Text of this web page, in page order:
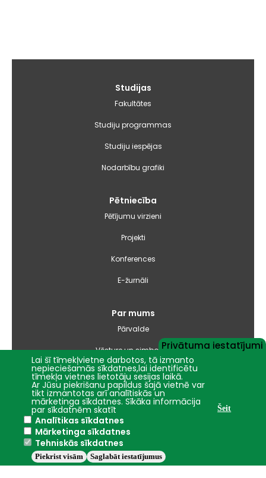
Studijas
Fakultātes
Studiju programmas
Studiju iespējas
Nodarbību grafiki
Pētniecība
Pētījumu virzieni
Projekti
Konferences
E-žurnāli
Par mums
Pārvalde
Vēsture un simbolika
Studiju virzienu pārskati un pašnovērtējuma ziņojumi
Iepirkumi
Nāc studēt
Privātuma iestatījumi
Lai šī tīmekļvietne darbotos, tā izmanto
nepieciešamās sīkdatnes,lai identificētu
tīmekļa vietnes lietotāju sesijas laikā.
Ar Jūsu piekrišanu papildus šajā vietnē var
tikt izmantotas arī analītiskās un
mārketinga sīkdatnes. Sīkāka informācija
par sīkdatnēm skatīt Šeit
Analītikas sīkdatnes
Mārketinga sīkdatnes
Tehniskās sīkdatnes
Saglabāt iestatījumus
Piekrist visām